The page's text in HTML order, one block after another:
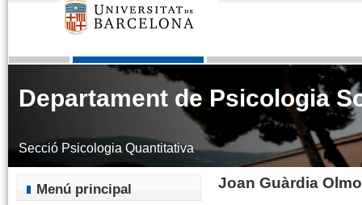
Departament de Psicologia
Secció Psicologia Quantitativa
Menú principal Joan Guàrdia